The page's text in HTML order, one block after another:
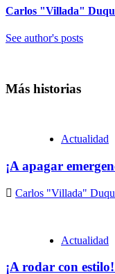
Carlos "Villada"
See author's posts
Más historias
Actualidad
¡A apagar
Carlos "Villada"
Actualidad
¡A rodar con